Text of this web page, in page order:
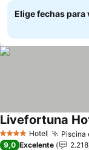
Elige fechas
4 EstrellasHotel Piscina
Livefortuna
9,0 Excelente 2.218